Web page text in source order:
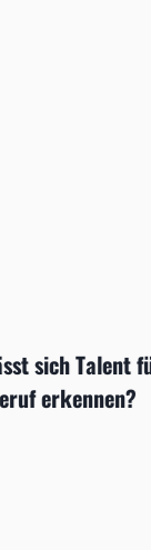
sich Talent
erkennen?